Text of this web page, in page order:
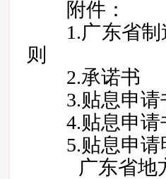
附件：
1.广东省制
则
2.承诺书
3.贴息申请
4.贴息申请
5.贴息申请
广东省地